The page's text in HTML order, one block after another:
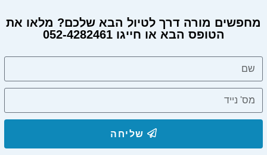
מחפשים מורה דרך לטיול הבא שלכם? מלאו את
הטופס הבא או חייגו 052-4282461
שליחה